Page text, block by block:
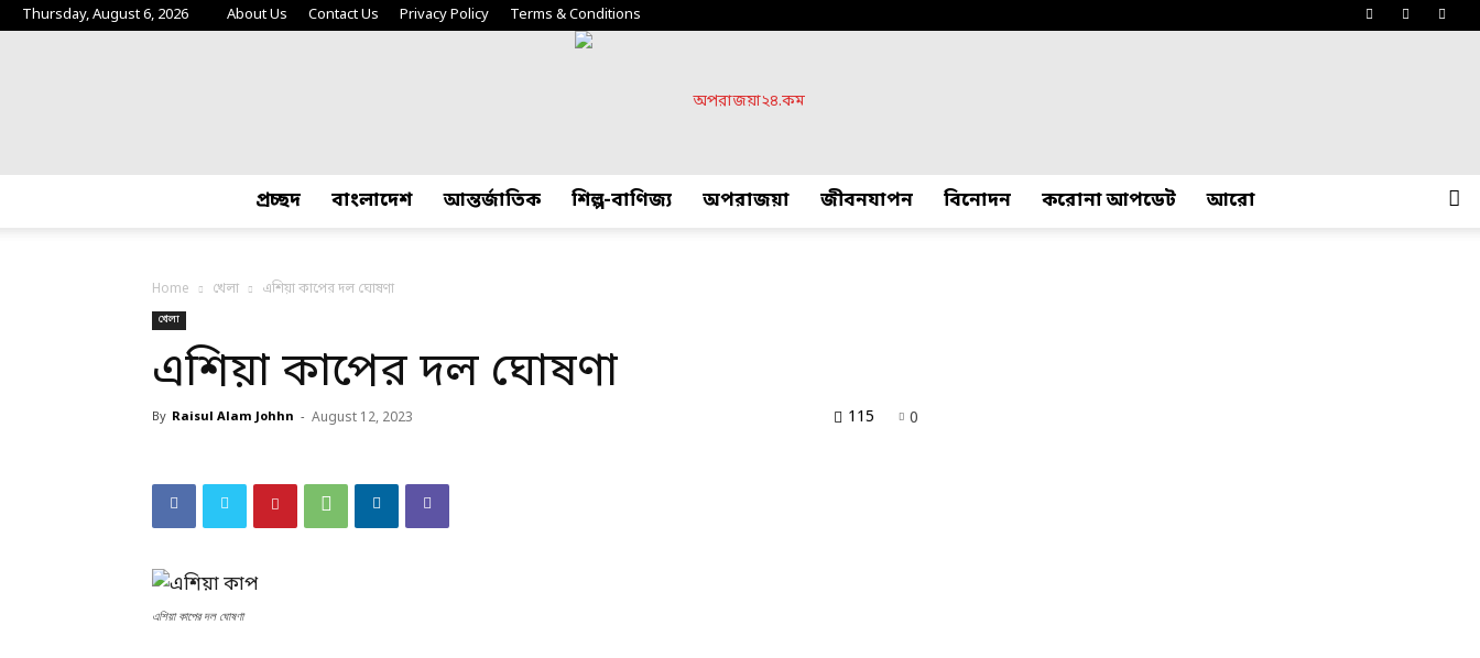
Thursday, August 6, 2026 About Us Contact Us Privacy Policy Terms & Conditions
প্রচ্ছদ বাংলাদেশ আন্তর্জাতিক শিল্প-বাণিজ্য অপরাজয়া জীবনযাপন বিনোদন করোনা আপডেট আরো
Home খেলা এশিয়া কাপের দল ঘোষণা
খেলা
এশিয়া কাপের দল ঘোষণা
By Raisul Alam Johhn - August 12, 2023 0
115
এশিয়া কাপের দল ঘোষণা